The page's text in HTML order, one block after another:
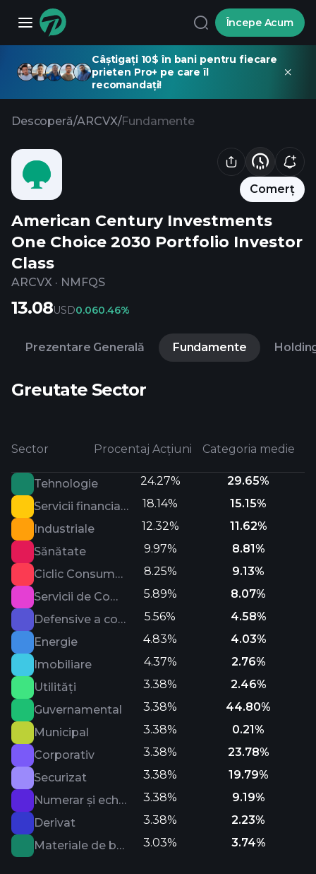
Începe Acum
Câștigați 10$ în bani pentru fiecare
prieten Pro+ pe care îl
recomandați!
Descoperă/ARCVX/Fundamente
Comerț
American Century Investments
One Choice 2030 Portfolio Investor
Class
ARCVX · NMFQS
13.08USD0.060.46%
Prezentare Generală Fundamente
Greutate Sector
Sector Procentaj Acțiuni Categoria medie
Tehnologie 24.27%
29.65%
Servicii financiare
18.14%
15.15%
Industriale
12.32%
11.62%
Sănătate
9.97%
8.81%
Ciclic Consumatori
8.25%
9.13%
Servicii de Comunicare
5.89%
8.07%
Defensive a consumatorilor
5.56%
4.58%
Energie
4.83%
4.03%
Imobiliare
4.37%
2.76%
Utilități
3.38%
2.46%
Guvernamental
3.38%
44.80%
Municipal
3.38%
0.21%
Corporativ
3.38%
23.78%
Securizat
3.38%
19.79%
Numerar și echivalente
3.38%
9.19%
Derivat
3.38%
2.23%
Materiale de bază
3.03% 3.74%